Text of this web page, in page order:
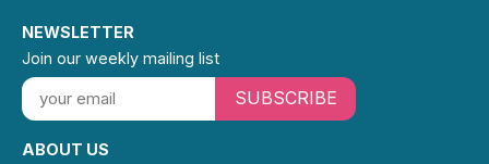
ABOUT US
NEWSLETTER
Join our weekly mailing list
SUBSCRIBE